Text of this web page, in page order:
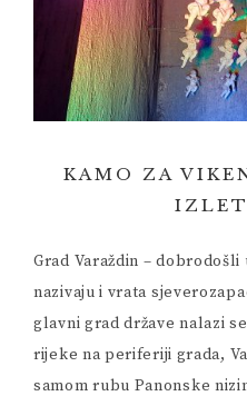
KAMO ZA
Grad Varaždin –
nazivaju i vrata
glavni grad države nalazi
rijeke na periferiji grada,
samom rubu Panonske